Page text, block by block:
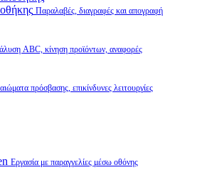
Παραλαβές, διαγραφές και απογραφή
ABC, κίνηση προϊόντων, αναφορές
πρόσβασης, επικίνδυνες λειτουργίες
Εργασία με παραγγελίες μέσω οθόνης